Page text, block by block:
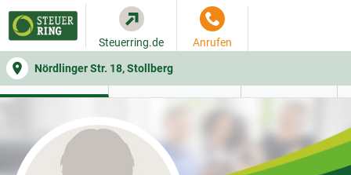
Nördlinger Str. 18, Stollberg
Steuerring.de Anrufen
WER SIE BERÄT BEITRAGSRECHNER